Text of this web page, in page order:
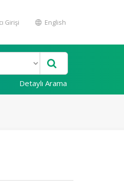
Girişi English
Detaylı Arama